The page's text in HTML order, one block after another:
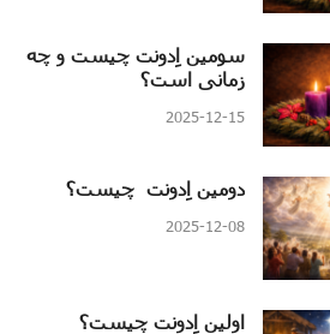
سومین اِدونت چیست و چه
زمانی است؟
2025-12-15
دومین اِدونت چیست؟
2025-12-08
اولین اِدونت چیست؟